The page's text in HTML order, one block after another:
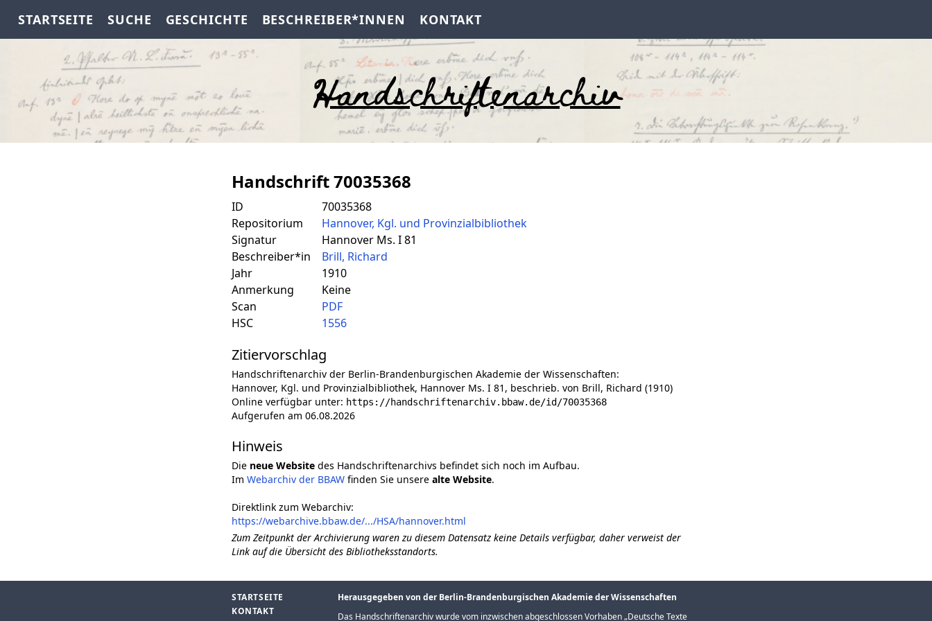
STARTSEITE SUCHE GESCHICHTE BESCHREIBER*INNEN KONTAKT
Handschriftenarchiv
Handschrift 70035368
ID
70035368
Repositorium
Hannover, Kgl. und Provinzialbibliothek
Signatur
Hannover Ms. I 81
Beschreiber*in
Brill, Richard
Jahr
1910
Anmerkung
Keine
Scan
PDF
HSC
1556
Zitiervorschlag
Handschriftenarchiv der Berlin-Brandenburgischen Akademie der Wissenschaften:
Hannover, Kgl. und Provinzialbibliothek, Hannover Ms. I 81, beschrieb. von Brill, Richard (1910)
Online verfügbar unter: https://handschriftenarchiv.bbaw.de/id/70035368
Aufgerufen am 06.08.2026
Hinweis
Die neue Website des Handschriftenarchivs befindet sich noch im Aufbau.
Im Webarchiv der BBAW finden Sie unsere alte Website.
Direktlink zum Webarchiv:
https://webarchive.bbaw.de/.../HSA/hannover.html
Zum Zeitpunkt der Archivierung waren zu diesem Datensatz keine Details verfügbar, daher verweist der
Link auf die Übersicht des Bibliotheksstandorts.
STARTSEITE
KONTAKT
Herausgegeben von der Berlin-Brandenburgischen Akademie der Wissenschaften
Das Handschriftenarchiv wurde vom inzwischen abgeschlossen Vorhaben „Deutsche Texte